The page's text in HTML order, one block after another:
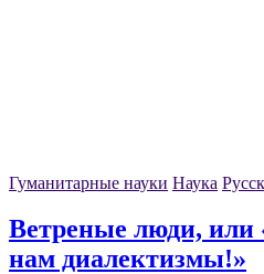
Гуманитарные науки Наука
Ветреные люди, или
нам диалектизмы!»